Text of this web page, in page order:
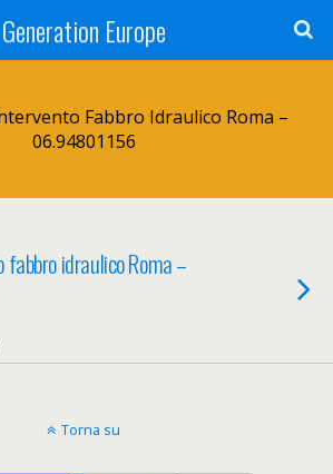
Generation Europe
Fabbro Idraulico Roma –
06.94801156
fabbro idraulico Roma –
Torna su